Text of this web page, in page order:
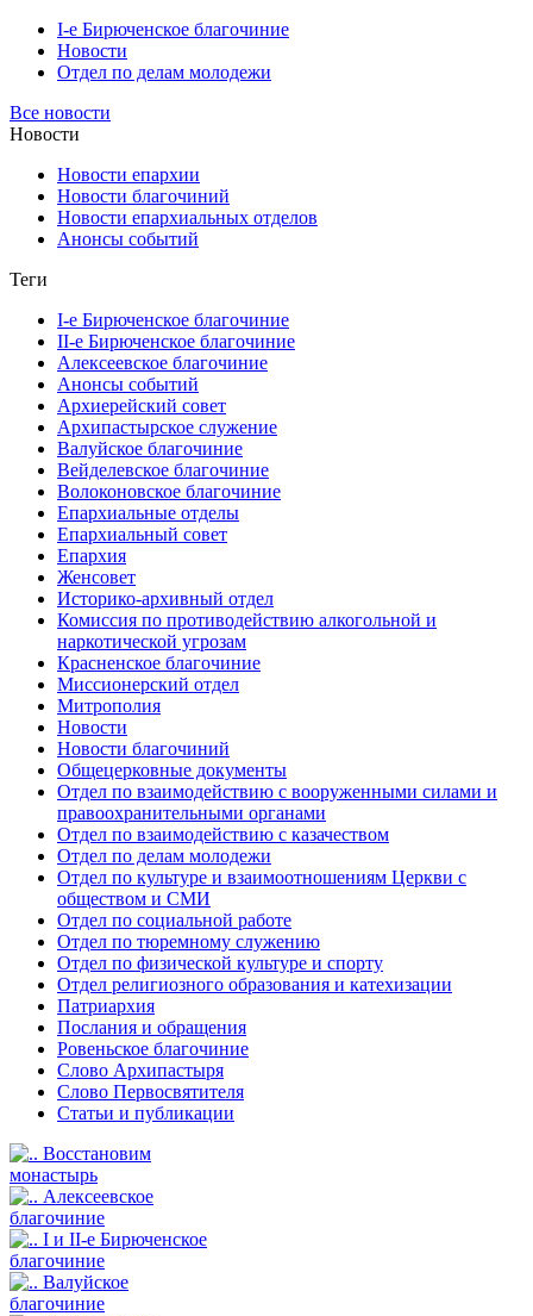
I-е Бирюченское благочиние
Новости
Отдел по делам молодежи
Все новости
Новости
Новости епархии
Новости благочиний
Новости епархиальных отделов
Анонсы событий
Теги
I-е Бирюченское благочиние
II-е Бирюченское благочиние
Алексеевское благочиние
Анонсы событий
Архиерейский совет
Архипастырское служение
Валуйское благочиние
Вейделевское благочиние
Волоконовское благочиние
Епархиальные отделы
Епархиальный совет
Епархия
Женсовет
Историко-архивный отдел
Комиссия по противодействию алкогольной и
наркотической угрозам
Красненское благочиние
Миссионерский отдел
Митрополия
Новости
Новости благочиний
Общецерковные документы
Отдел по взаимодействию с вооруженными силами и
правоохранительными органами
Отдел по взаимодействию с казачеством
Отдел по делам молодежи
Отдел по культуре и взаимоотношениям Церкви с
обществом и СМИ
Отдел по социальной работе
Отдел по тюремному служению
Отдел по физической культуре и спорту
Отдел религиозного образования и катехизации
Патриархия
Послания и обращения
Ровеньское благочиние
Слово Архипастыря
Слово Первосвятителя
Статьи и публикации
Восстановим
монастырь
Алексеевское
благочиние
I и II-е Бирюченское
благочиние
Валуйское
благочиние